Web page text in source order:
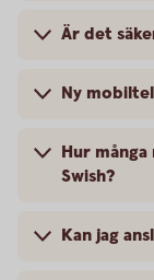
Är det
Ny
Hur
Swish?
Kan jag